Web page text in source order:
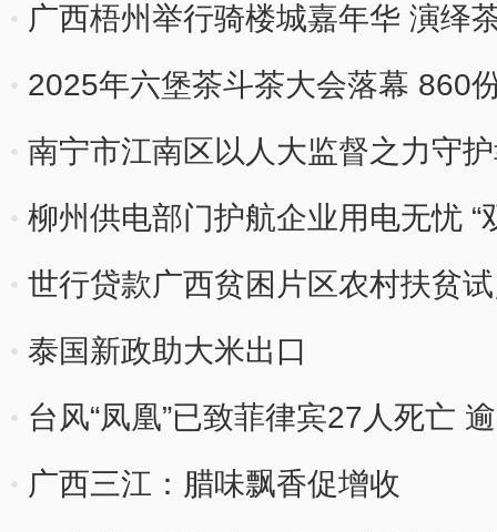
广西梧州举行骑楼城嘉年华 演绎
2025年六堡茶斗茶大会落幕 860
南宁市江南区以人大监督之力守护
柳州供电部门护航企业用电无忧 “
世行贷款广西贫困片区农村扶贫
成果
泰国新政助大米出口
台风“凤凰”已致菲律宾27人死亡
广西三江：腊味飘香促增收